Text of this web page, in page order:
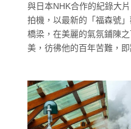
與日本NHK合作的紀錄大
拍機，以最新的「福森號
橋梁，在美麗的氣氛鋪陳
美，彷彿他的百年苦難，即